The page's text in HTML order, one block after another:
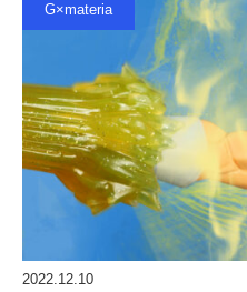
G×materia
2022.12.10